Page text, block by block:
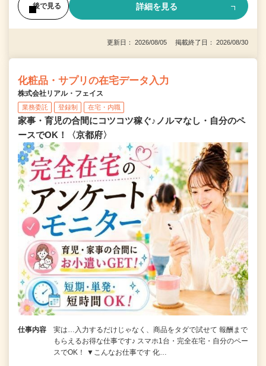
後で見る 詳細を見る
更新日： 2026/08/05 掲載終了日： 2026/08/30
化粧品・サプリの在宅データ入力
株式会社リアル・フェイス
業務委託 登録制 在宅・内職
家事・育児の合間にコツコツ稼ぐ♪ノルマなし・自分のペ
ースでOK！〈京都府〉
仕事内容
実は…入力するだけじゃなく、商品をタダで試せて 報酬まで
もらえるお得な仕事です♪ スマホ1台・完全在宅・自分のペー
スでOK！ ▼こんなお仕事です 化…